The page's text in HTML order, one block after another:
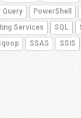
Query PowerShell
Services SQL
SSAS SSIS